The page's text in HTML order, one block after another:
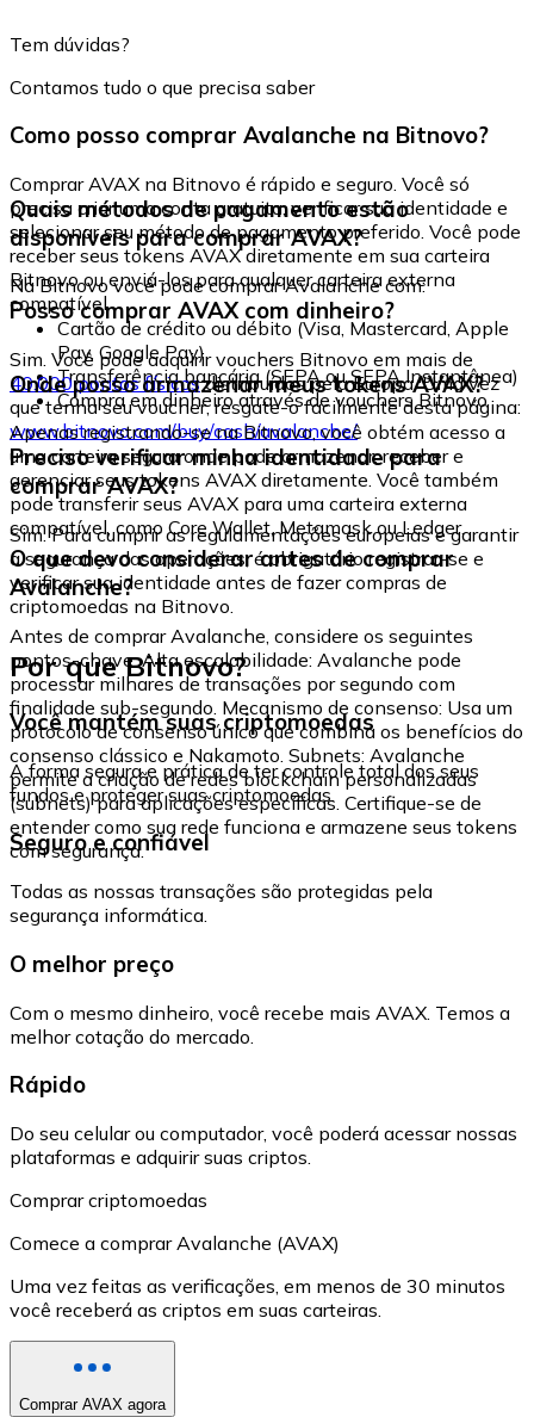
Tem dúvidas?
Contamos tudo o que precisa saber
Como posso comprar Avalanche na Bitnovo?
Comprar AVAX na Bitnovo é rápido e seguro. Você só
precisa criar uma conta gratuita, verificar sua identidade e
selecionar seu método de pagamento preferido. Você pode
receber seus tokens AVAX diretamente em sua carteira
Bitnovo ou enviá-los para qualquer carteira externa
compatível.
Quais métodos de pagamento estão
disponíveis para comprar AVAX?
Na Bitnovo você pode comprar Avalanche com:
Cartão de crédito ou débito (Visa, Mastercard, Apple
Pay, Google Pay)
Transferência bancária (SEPA ou SEPA Instantânea)
Compra em dinheiro através de vouchers Bitnovo
Posso comprar AVAX com dinheiro?
Sim. Você pode adquirir vouchers Bitnovo em mais de
40.000 pontos físicosdistribuídos pela Europa. Uma vez
que tenha seu voucher, resgate-o facilmente desta página:
www.bitnovo.com/buy/cash/avalanche/
Onde posso armazenar meus tokens AVAX?
Apenas registrando-se na Bitnovo, você obtém acesso a
uma carteira segura onde pode armazenar, receber e
gerenciar seus tokens AVAX diretamente. Você também
pode transferir seus AVAX para uma carteira externa
compatível, como Core Wallet, Metamask ou Ledger.
Preciso verificar minha identidade para
comprar AVAX?
Sim. Para cumprir as regulamentações europeias e garantir
a segurança das operações, é obrigatório registrar-se e
verificar sua identidade antes de fazer compras de
criptomoedas na Bitnovo.
O que devo considerar antes de comprar
Avalanche?
Antes de comprar Avalanche, considere os seguintes
pontos-chave: Alta escalabilidade: Avalanche pode
processar milhares de transações por segundo com
finalidade sub-segundo. Mecanismo de consenso: Usa um
protocolo de consenso único que combina os benefícios do
consenso clássico e Nakamoto. Subnets: Avalanche
permite a criação de redes blockchain personalizadas
(subnets) para aplicações específicas. Certifique-se de
entender como sua rede funciona e armazene seus tokens
com segurança.
Por que Bitnovo?
Você mantém suas criptomoedas
A forma segura e prática de ter controle total dos seus
fundos e proteger suas criptomoedas.
Seguro e confiável
Todas as nossas transações são protegidas pela
segurança informática.
O melhor preço
Com o mesmo dinheiro, você recebe mais AVAX. Temos a
melhor cotação do mercado.
Rápido
Do seu celular ou computador, você poderá acessar nossas
plataformas e adquirir suas criptos.
Comprar criptomoedas
Comece a comprar Avalanche (AVAX)
Uma vez feitas as verificações, em menos de 30 minutos
você receberá as criptos em suas carteiras.
Comprar AVAX agora